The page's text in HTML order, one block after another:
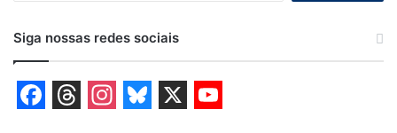
Siga nossas redes sociais